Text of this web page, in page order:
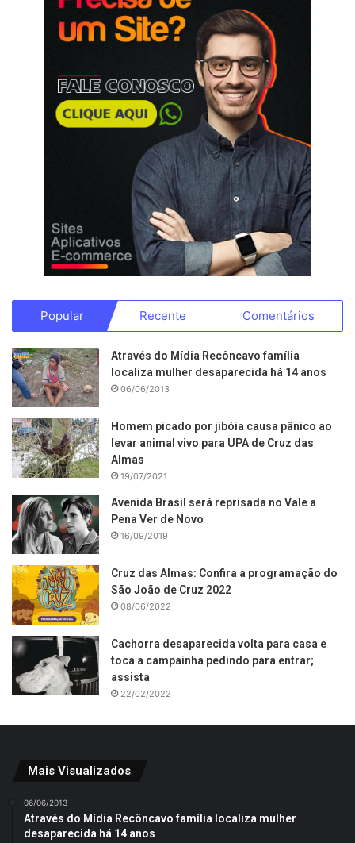
Popular Recente Comentários
Através do Mídia Recôncavo família
localiza mulher desaparecida há 14 anos
06/06/2013
Homem picado por jibóia causa pânico ao
levar animal vivo para UPA de Cruz das
Almas
19/07/2021
Avenida Brasil será reprisada no Vale a
Pena Ver de Novo
16/09/2019
Cruz das Almas: Confira a programação do
São João de Cruz 2022
08/06/2022
Cachorra desaparecida volta para casa e
toca a campainha pedindo para entrar;
assista
22/02/2022
Mais Visualizados
06/06/2013
Através do Mídia Recôncavo família localiza mulher
desaparecida há 14 anos